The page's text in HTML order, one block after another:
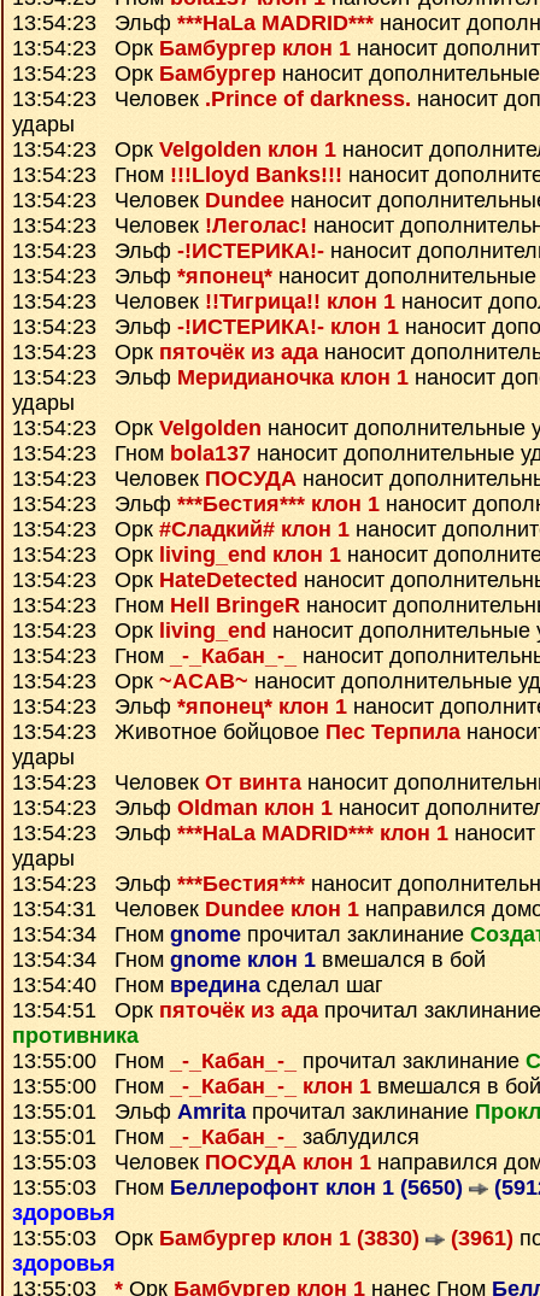
13:54:23 Эльф ***HaLa MADRID*** наносит
13:54:23 Орк Бамбургер клон 1 наносит
13:54:23 Орк Бамбургер наносит
13:54:23 Человек .Prince of darkness. наносит
удары
13:54:23 Орк Velgolden клон 1 наносит
13:54:23 Гном !!!Lloyd Banks!!! наносит
13:54:23 Человек Dundee наносит
13:54:23 Человек !Леголас! наносит
13:54:23 Эльф -!ИСТЕРИКА!- наносит
13:54:23 Эльф *японец* наносит
13:54:23 Человек !!Тигрица!! клон 1 наносит
13:54:23 Эльф -!ИСТЕРИКА!- клон 1 наносит
13:54:23 Орк пяточёк из адананосит
13:54:23 Эльф Меридианочка клон 1 наносит
удары
13:54:23 Орк Velgolden наносит дополнительные
13:54:23 Гном bola137 наносит дополнительные
13:54:23 Человек ПОСУДА наносит
13:54:23 Эльф ***Бестия*** клон 1 наносит
13:54:23 Орк #Сладкий# клон 1 наносит
13:54:23 Орк living_end клон 1 наносит
13:54:23 Орк HateDetected наносит
13:54:23 Гном Hell BringeR наносит
13:54:23 Орк living_end наносит дополнительные
13:54:23 Гном
_-_Кабан_-_
наносит
13:54:23 Орк ~ACAB~ наносит дополнительные
13:54:23 Эльф *японец* клон 1 наносит
13:54:23 Животное бойцовое Пес Терпила
удары
13:54:23 Человек От винтананосит
13:54:23 Эльф Oldman клон 1 наносит
13:54:23 Эльф ***HaLa MADRID*** клон 1
удары
13:54:23 Эльф ***Бестия*** наносит
13:54:31 Человек Dundee клон 1 направился
13:54:34 Гном gnome прочитал заклинание
13:54:34 Гном gnome клон 1 вмешался в бой
13:54:40 Гном врединасделал шаг
13:54:51 Орк пяточёк из адапрочитал
противника
13:55:00 Гном
_-_Кабан_-_ прочитал заклинание
13:55:00 Гном
_-_Кабан_-_ клон 1 вмешался в бой
13:55:01 Эльф Amrita прочитал заклинание
13:55:01 Гном
_-_Кабан_-_
заблудился
13:55:03 Человек ПОСУДА клон 1 направился
13:55:03 Гном Беллерофонт клон 1 (5650)
здоровья
13:55:03 Орк Бамбургер клон 1 (3830) (3961)
здоровья
13:55:03 * Орк Бамбургер клон 1 нанес Гном